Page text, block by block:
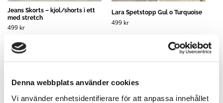
Denna webbplats använder cookies
Vi använder enhetsidentifierare för att anpassa innehållet
Jeans Skorts – kjol/shorts i ett
med stretch
499 kr
Lara Spetstopp Gul o Turquoise
499 kr